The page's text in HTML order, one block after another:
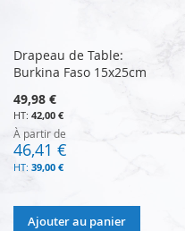
Drapeau de Table:
Burkina Faso 15x25cm
49,98 €
42,00 €
À partir de
46,41 €
39,00 €
Ajouter au panier